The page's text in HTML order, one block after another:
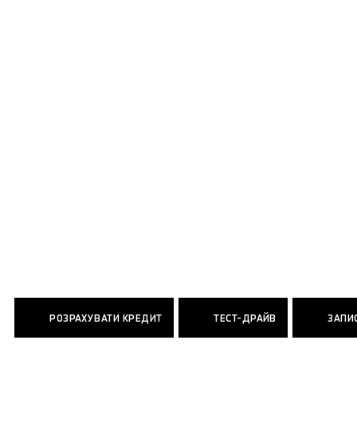
РОЗРАХУВАТИ КРЕДИТ ТЕСТ-ДРАЙВ